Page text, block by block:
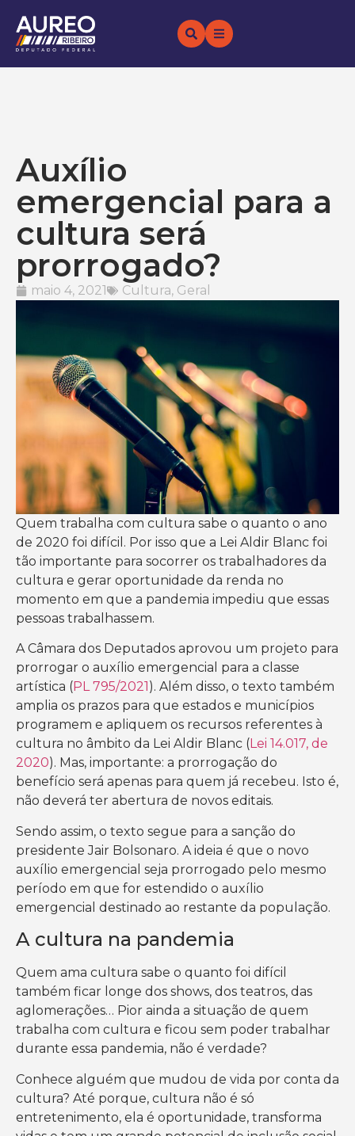
Auxílio
emergencial para a
cultura será
prorrogado?
maio 4, 2021 Cultura, Geral
Quem trabalha com cultura sabe o quanto o ano
de 2020 foi difícil. Por isso que a Lei Aldir Blanc foi
tão importante para socorrer os trabalhadores da
cultura e gerar oportunidade da renda no
momento em que a pandemia impediu que essas
pessoas trabalhassem.
A Câmara dos Deputados aprovou um projeto para
prorrogar o auxílio emergencial para a classe
artística (PL 795/2021 ). Além disso, o texto também
amplia os prazos para que estados e municípios
programem e apliquem os recursos referentes à
cultura no âmbito da Lei Aldir Blanc (Lei 14.017, de
2020). Mas, importante: a prorrogação do
benefício será apenas para quem já recebeu. Isto é,
não deverá ter abertura de novos editais.
Sendo assim, o texto segue para a sanção do
presidente Jair Bolsonaro. A ideia é que o novo
auxílio emergencial seja prorrogado pelo mesmo
período em que for estendido o auxílio
emergencial destinado ao restante da população.
A cultura na pandemia
Quem ama cultura sabe o quanto foi difícil
também ficar longe dos shows, dos teatros, das
aglomerações… Pior ainda a situação de quem
trabalha com cultura e ficou sem poder trabalhar
durante essa pandemia, não é verdade?
Conhece alguém que mudou de vida por conta da
cultura? Até porque, cultura não é só
entretenimento, ela é oportunidade, transforma